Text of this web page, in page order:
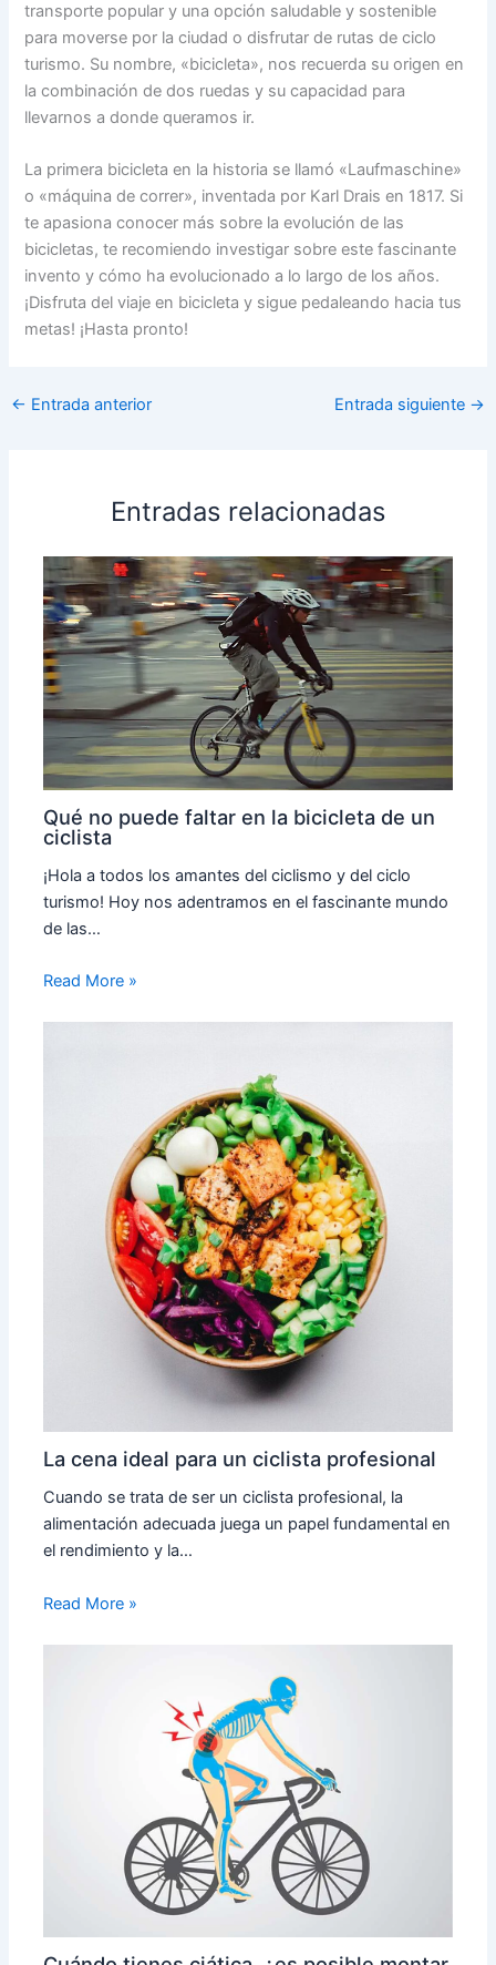
transporte popular y una opción saludable y sostenible
para moverse por la ciudad o disfrutar de rutas de ciclo
turismo. Su nombre, «bicicleta», nos recuerda su origen en
la combinación de dos ruedas y su capacidad para
llevarnos a donde queramos ir.
La primera bicicleta en la historia se llamó «Laufmaschine»
o «máquina de correr», inventada por Karl Drais en 1817. Si
te apasiona conocer más sobre la evolución de las
bicicletas, te recomiendo investigar sobre este fascinante
invento y cómo ha evolucionado a lo largo de los años.
¡Disfruta del viaje en bicicleta y sigue pedaleando hacia tus
metas! ¡Hasta pronto!
← Entrada anterior Entrada siguiente →
Entradas relacionadas
Qué no puede faltar en la bicicleta de un
ciclista
¡Hola a todos los amantes del ciclismo y del ciclo
turismo! Hoy nos adentramos en el fascinante mundo
de las…
Read More »
La cena ideal para un ciclista profesional
Cuando se trata de ser un ciclista profesional, la
alimentación adecuada juega un papel fundamental en
el rendimiento y la…
Read More »